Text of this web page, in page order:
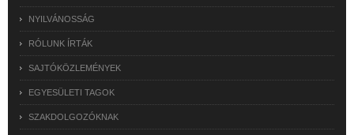
NYILVÁNOSSÁG
RÓLUNK ÍRTÁK
SAJTÓKÖZLEMÉNYEK
EGYESÜLETI TAGOK
SZAKDOLGOZÓKNAK